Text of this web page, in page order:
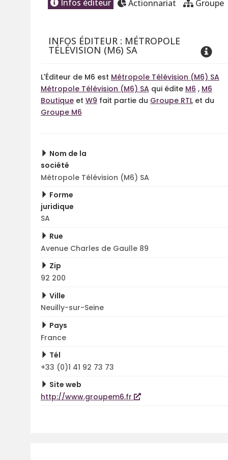
Infos éditeur Actionnariat Groupe
INFOS ÉDITEUR : MÉTROPOLE
TÉLÉVISION (M6) SA
L'Éditeur de M6 est Métropole Télévision (M6) SA
Métropole Télévision (M6) SAqui édite M6 , M6
Boutiqueet W9 fait partie du Groupe RTLet du
Groupe M6
Nom de la
société
Métropole Télévision (M6) SA
Forme
juridique
SA
Rue
Avenue Charles de Gaulle 89
Zip
92 200
Ville
Neuilly-sur-Seine
Pays
France
Tél
+33 (0)1 41 92 73 73
Site web
http://www.groupem6.fr